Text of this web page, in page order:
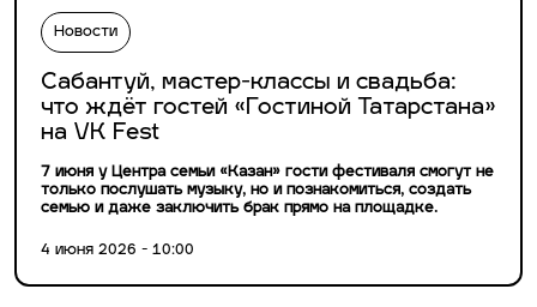
Новости
Сабантуй, мастер-классы и свадьба:
что ждёт гостей «Гостиной Татарстана»
на VK Fest
7 июня у Центра семьи «Казан» гости фестиваля смогут не
только послушать музыку, но и познакомиться, создать
семью и даже заключить брак прямо на площадке.
4 июня 2026 - 10:00